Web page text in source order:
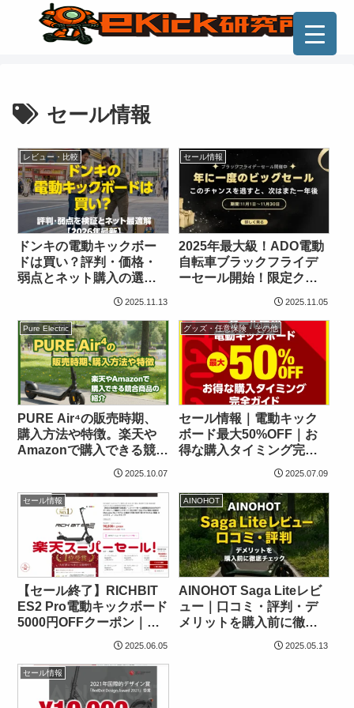
セール情報
レビュー・比較
ドンキの電動キックボー
ドは買い？評判・価格・
弱点とネット購入の選択
2025.11.13
セール情報
2025年最大級！ADO電動
自転車ブラックフライデ
ーセール開始！限定クー
ャンスを見逃すな！
2025.11.05
Pure Electric
PURE Air⁴の販売時期、
購入方法や特徴。楽天や
Amazonで購入できる競合
2025.10.07
グッズ・任意保険・その他
セール情報｜電動キック
ボード最大50%OFF｜お
得な購入タイミング完全
ガイド【2025年版】
2025.07.09
セール情報
【セール終了】RICHBIT
ES2 Pro電動キックボード
5000円OFFクーポン｜免
許不要の特定小型原付、
2025年6月のお得な買い方
2025.06.05
AINOHOT
AINOHOT Saga Liteレビ
ュー｜口コミ・評判・デ
メリットを購入前に徹底
2025.05.13
セール情報